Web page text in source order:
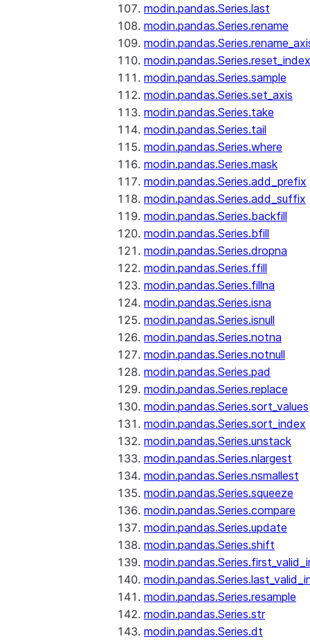
modin.pandas.Series.last
modin.pandas.Series.rename
modin.pandas.Series.reset_index
modin.pandas.Series.sample
modin.pandas.Series.set_axis
modin.pandas.Series.take
modin.pandas.Series.tail
modin.pandas.Series.where
modin.pandas.Series.mask
modin.pandas.Series.add_prefix
modin.pandas.Series.add_suffix
modin.pandas.Series.backfill
modin.pandas.Series.bfill
modin.pandas.Series.dropna
modin.pandas.Series.ffill
modin.pandas.Series.fillna
modin.pandas.Series.isna
modin.pandas.Series.isnull
modin.pandas.Series.notna
modin.pandas.Series.notnull
modin.pandas.Series.pad
modin.pandas.Series.replace
modin.pandas.Series.sort_values
modin.pandas.Series.sort_index
modin.pandas.Series.unstack
modin.pandas.Series.nlargest
modin.pandas.Series.nsmallest
modin.pandas.Series.squeeze
modin.pandas.Series.compare
modin.pandas.Series.update
modin.pandas.Series.shift
modin.pandas.Series.resample
modin.pandas.Series.str
modin.pandas.Series.dt